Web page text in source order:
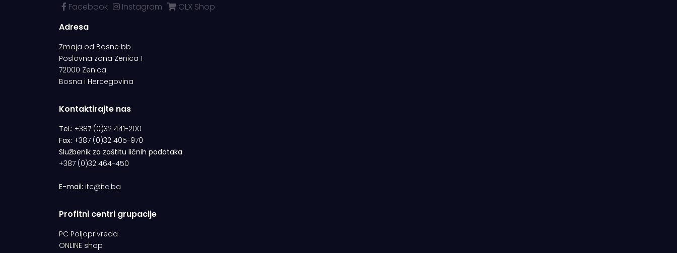
Facebook Instagram
OLX Shop
Adresa
Zmaja od Bosne bb
Poslovna zona Zenica 1
72000 Zenica
Bosna i Hercegovina
Kontaktirajte nas
Tel.: +387 (0)32 441-200
Fax: +387 (0)32 405-970
Službenik za zaštitu ličnih podataka
+387 (0)32 464-450
E-mail: itc@itc.ba
Profitni centri grupacije
PC Poljoprivreda
ONLINE shop